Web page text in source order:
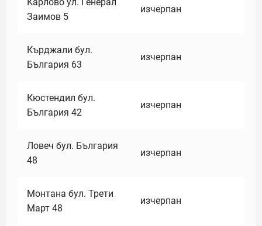
Заимов 5
изчерпан
Кърджали бул.
България 63
изчерпан
Кюстендил бул.
България 42
изчерпан
Ловеч бул. България
48
изчерпан
Монтана бул. Трети
Март 48
изчерпан